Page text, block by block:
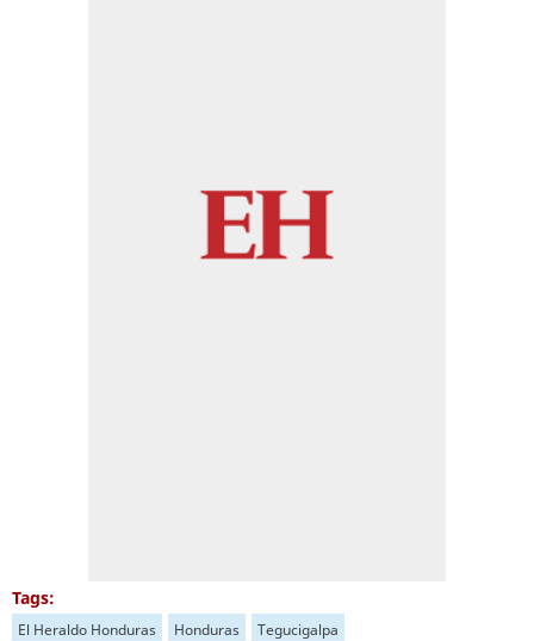
Tags:
El Heraldo Honduras Honduras Tegucigalpa